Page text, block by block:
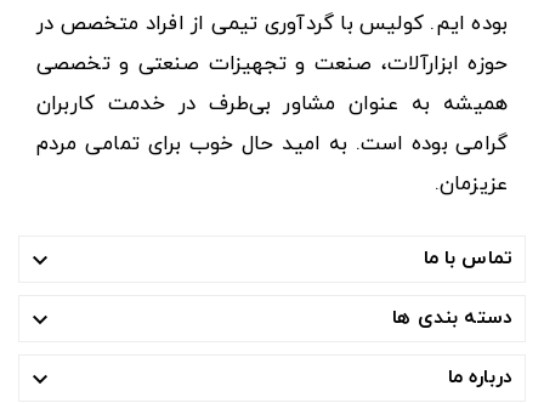
بوده ایم. کولیس با گردآوری تیمی از افراد متخصص در
حوزه ابزارآلات، صنعت و تجهیزات صنعتی و تخصصی
همیشه به عنوان مشاور بی‌طرف در خدمت کاربران
گرامی بوده است. به امید حال خوب برای تمامی مردم
عزیزمان.
تماس با ما 
دسته بندی ها 
درباره ما 